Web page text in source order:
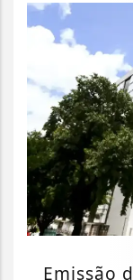
Emissão